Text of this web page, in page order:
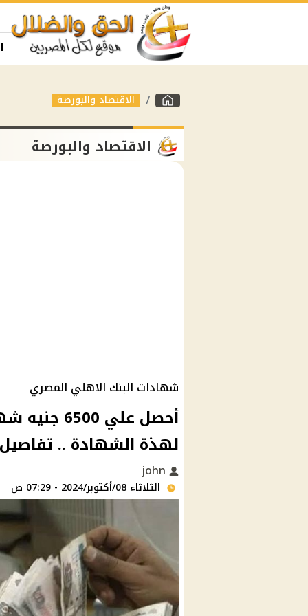
الاقتصاد والبورصة
الاقتصاد والبورصة
شهادات البنك الاهلي المصري
أحصل علي
لهذة الشهادة .. تفاصيل
الثلاثاء 08/أكتوبر/2024 - 07:29 ص